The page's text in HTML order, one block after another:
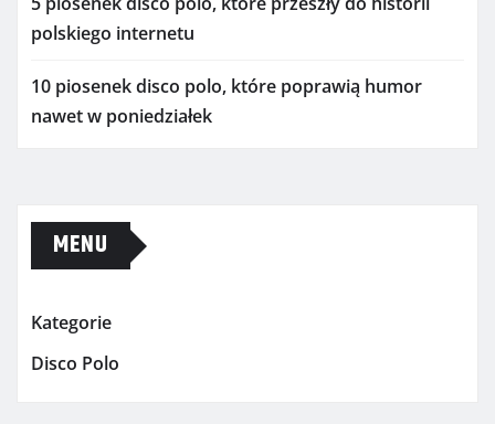
polskiego internetu
10 piosenek disco polo, które poprawią humor
nawet w poniedziałek
MENU
Kategorie
Disco Polo